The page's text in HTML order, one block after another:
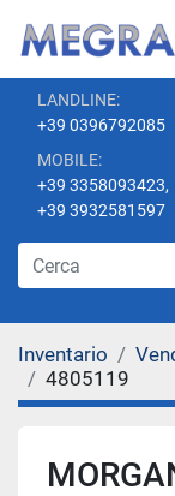
LANDLINE:
+39 0396792085
MOBILE:
+39 3358093423,
+39 3932581597
Inventario
4805119